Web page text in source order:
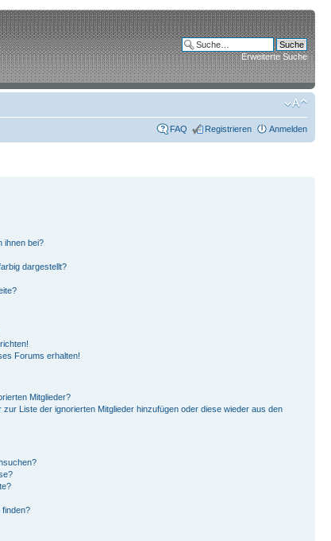
Erweiterte Suche
FAQ Registrieren Anmelden
ihnen bei?
dargestellt?
Forums erhalten!
Mitglieder?
Liste der ignorierten Mitglieder hinzufügen oder diese wieder aus den
finden?